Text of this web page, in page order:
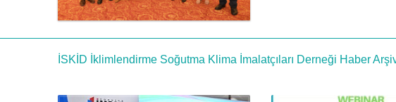
İSKİD İklimlendirme Soğutma Klima İmalatçıları Derneği Haber